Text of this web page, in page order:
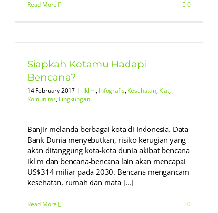
Read More 0
Siapkah Kotamu Hadapi
Bencana?
14 February 2017 | Iklim, Infografis, Kesehatan, Kiat,
Komunitas, Lingkungan
Banjir melanda berbagai kota di Indonesia. Data
Bank Dunia menyebutkan, risiko kerugian yang
akan ditanggung kota-kota dunia akibat bencana
iklim dan bencana-bencana lain akan mencapai
US$314 miliar pada 2030. Bencana mengancam
kesehatan, rumah dan mata [...]
Read More 0